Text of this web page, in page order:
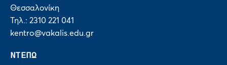
Θεσσαλονίκη
Τηλ.: 2310 221 041
kentro@vakalis.edu.gr
ΝΤΕΠΩ